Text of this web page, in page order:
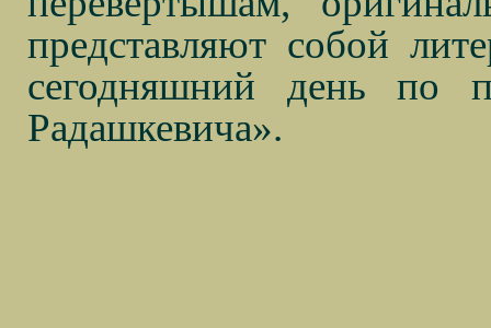
представляют собой
сегодняшний день по
Радашкевича».